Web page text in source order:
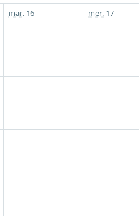
mar. 16 mer. 17